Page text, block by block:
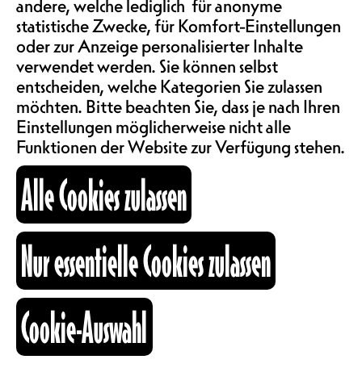
ABOS & TARIFE
INFORMATIONEN
KARTOGRAPHIE
SUCHE
Kulturraum
22.-
The Empire ist eine 2015 gegründete
Tanzgruppe aus Freiburg. Sie
besteht aus über 40 Tänzer:innen
aus verschiedenen Regionen der
Schweiz und hat sich schnell durch
ihren einzigartigen Stil und ihre
exzentrische Persönlichkeit
hervorgetan.
LOA! wurde im August 2023 von
Aron Pinter und Ilija Tanov mit
dem Ziel gegründet, ein
Partykonzept für Afrobeats und
Amapiano in der Westschweiz
einzuführen, zwei Musikrichtungen,
die sich rasant entwickeln.
andere, welche lediglich für anonyme
statistische Zwecke, für Komfort-Einstellungen
oder zur Anzeige personalisierter Inhalte
verwendet werden. Sie können selbst
entscheiden, welche Kategorien Sie zulassen
möchten. Bitte beachten Sie, dass je nach Ihren
Einstellungen möglicherweise nicht alle
Funktionen der Website zur Verfügung stehen.
Alle Cookies zulassen
Nur essentielle Cookies zulassen
Cookie-Auswahl